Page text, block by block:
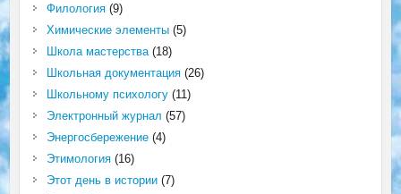
Филология(9)
Химические элементы(5)
Школа мастерства(18)
Школьная документация(26)
Школьному психологу(11)
Электронный журнал (57)
Энергосбережение(4)
Этимология(16)
Этот день в истории(7)